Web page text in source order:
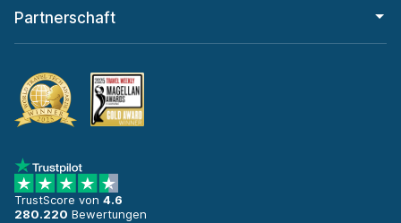
Partnerschaft
TrustScore von 4.6
280.220 Bewertungen